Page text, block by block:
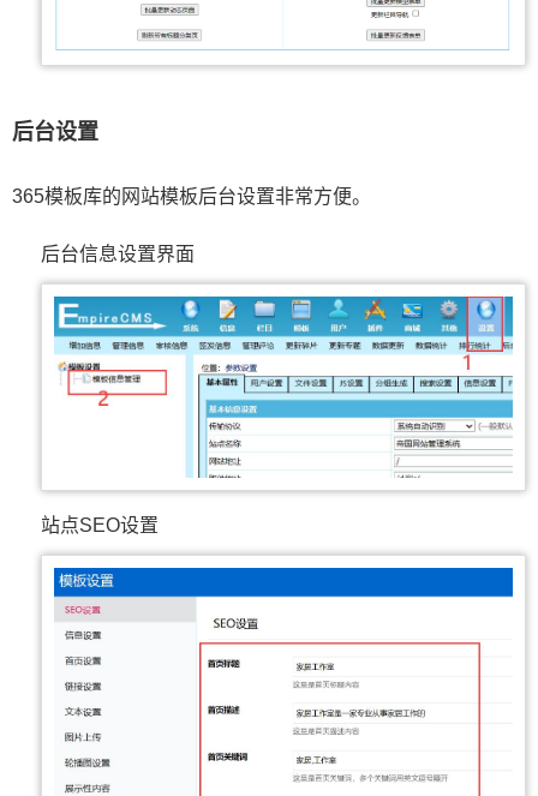
后台设置
365模板库的网站模板后台设置非常方便。
后台信息设置界面
站点SEO设置